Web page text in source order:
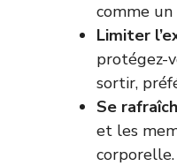
comme
Limiter
protégez-
sortir,
Se
et les
corporelle.